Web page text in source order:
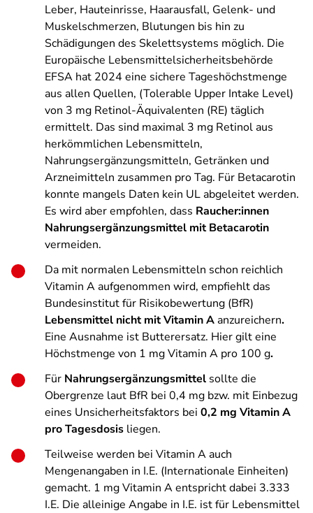
Leber, Hauteinrisse, Haarausfall, Gelenk- und
Muskelschmerzen, Blutungen bis hin zu
Schädigungen des Skelettsystems möglich. Die
Europäische Lebensmittelsicherheitsbehörde
EFSA hat 2024 eine sichere Tageshöchstmenge
aus allen Quellen, (Tolerable Upper Intake Level)
von 3 mg Retinol-Äquivalenten (RE) täglich
ermittelt. Das sind maximal 3 mg Retinol aus
herkömmlichen Lebensmitteln,
Nahrungsergänzungsmitteln, Getränken und
Arzneimitteln zusammen pro Tag. Für Betacarotin
konnte mangels Daten kein UL abgeleitet werden.
Es wird aber empfohlen, dass Raucher:innen
Nahrungsergänzungsmittel mit Betacarotin
vermeiden.
Da mit normalen Lebensmitteln schon reichlich
Vitamin A aufgenommen wird, empfiehlt das
Bundesinstitut für Risikobewertung (BfR)
Lebensmittel nicht mit Vitamin Aanzureichern.
Eine Ausnahme ist Butterersatz. Hier gilt eine
Höchstmenge von 1 mg Vitamin A pro 100 g.
Für Nahrungsergänzungsmittel sollte die
Obergrenze laut BfR bei 0,4 mg bzw. mit Einbezug
eines Unsicherheitsfaktors bei 0,2 mg Vitamin A
pro Tagesdosis liegen.
Teilweise werden bei Vitamin A auch
Mengenangaben in I.E. (Internationale Einheiten)
gemacht. 1 mg Vitamin A entspricht dabei 3.333
I.E. Die alleinige Angabe in I.E. ist für Lebensmittel